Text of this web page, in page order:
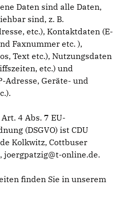
werden
LINKS
Daten sind alle Daten,
sind, z. B.
etc.), Kontaktdaten (E-
Faxnummer etc. ),
Text etc.), Nutzungsdaten
etc.) und
Geräte- und
4 Abs. 7 EU-
(DSGVO) ist CDU
Kolkwitz, Cottbuser
joergpatzig@t-online.de.
finden Sie in unserem